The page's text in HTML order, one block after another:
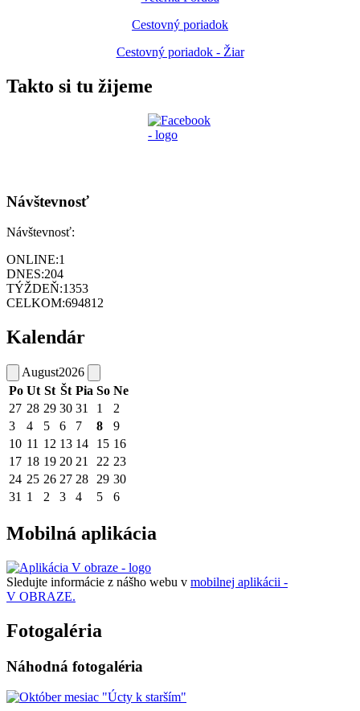
Cestovný poriadok
Cestovný poriadok - Žiar
Takto si tu žijeme
Návštevnosť
Návštevnosť:
ONLINE:1
DNES:204
TÝŽDEŇ:1353
CELKOM:694812
Kalendár
August2026
Po Ut St Št Pia So Ne
27 28 29 30 31 1
2
3
4 5 6 7 8
9
10 11 12 13 14 15 16
17 18 19 20 21 22 23
24 25 26 27 28 29 30
31 1 2 3 4 5 6
Mobilná aplikácia
Sledujte informácie z nášho webu v mobilnej aplikácii -
V OBRAZE.
Fotogaléria
Náhodná fotogaléria